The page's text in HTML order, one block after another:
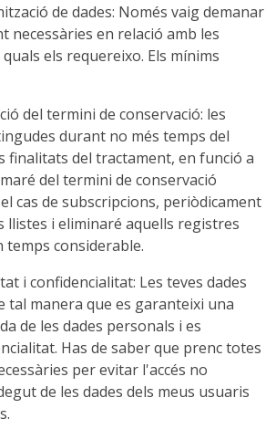
de dades: Només vaig demanar
necessàries en relació amb les
els requereixo. Els mínims
del termini de conservació: les
durant no més temps del
finalitats del tractament, en funció a
del termini de conservació
cas de subscripcions, periòdicament
llistes i eliminaré aquells registres
considerable.
i confidencialitat: Les teves dades
tal manera que es garanteixi una
de les dades personals i es
Has de saber que prenc totes
per evitar l'accés no
de les dades dels meus usuaris